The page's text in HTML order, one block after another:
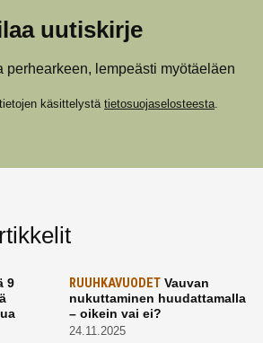
uutiskirje
perhearkeen, lempeästi myötäeläen
käsittelystä tietosuojaselosteesta
9
RUUHKAVUODETVauvan
nukuttaminen huudattamalla
– oikein vai ei?
24.11.2025